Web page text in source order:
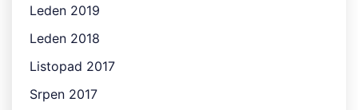
Leden 2019
Leden 2018
Listopad 2017
Srpen 2017